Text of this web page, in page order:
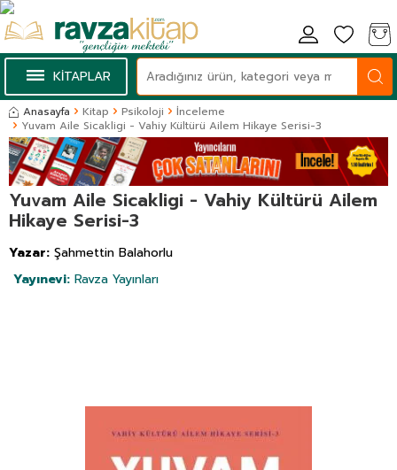
KİTAPLAR
Anasayfa Kitap Psikoloji
İnceleme
Yuvam Aile Sicakligi - Vahiy Kültürü Ailem Hikaye Serisi-3
Yuvam Aile Sicakligi - Vahiy Kültürü Ailem
Hikaye Serisi-3
Yazar: Şahmettin Balahorlu
Yayınevi: Ravza Yayınları